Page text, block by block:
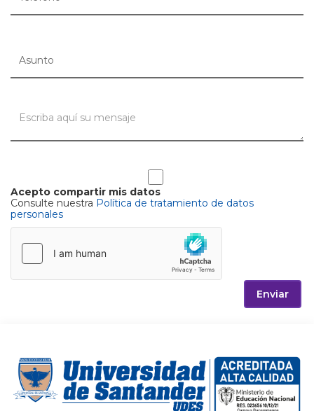
Acepto compartir mis datos
Consulte nuestra Política de tratamiento de datos
personales
Enviar